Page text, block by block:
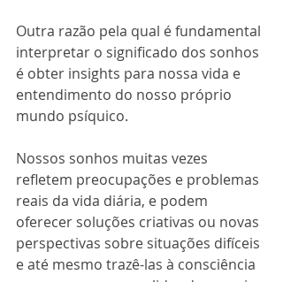
Outra razão pela qual é fundamental
interpretar o significado dos sonhos
é obter insights para nossa vida e
entendimento do nosso próprio
mundo psíquico.
Nossos sonhos muitas vezes
refletem preocupações e problemas
reais da vida diária, e podem
oferecer soluções criativas ou novas
perspectivas sobre situações difíceis
e até mesmo trazê-las à consciência